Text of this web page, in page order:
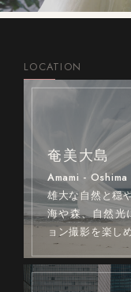
LOCATION
奄美大島
Amami - Oshima
雄大な自然と穏
海や森、自然光
ョン撮影を楽し